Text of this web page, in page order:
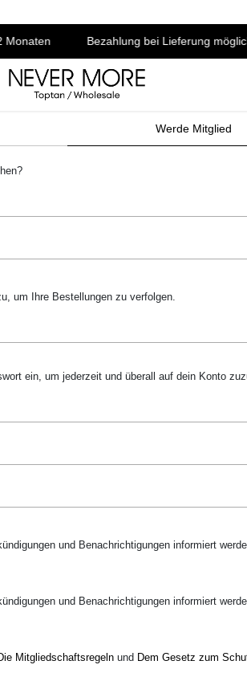
Bezahlung bei Lieferung möglich
Werde Mitglied
um Ihre Bestellungen zu verfolgen.
ein, um jederzeit und überall auf dein Konto
und Benachrichtigungen informiert
und Benachrichtigungen informiert
Mitgliedschaftsregelnund Dem Gesetz zum